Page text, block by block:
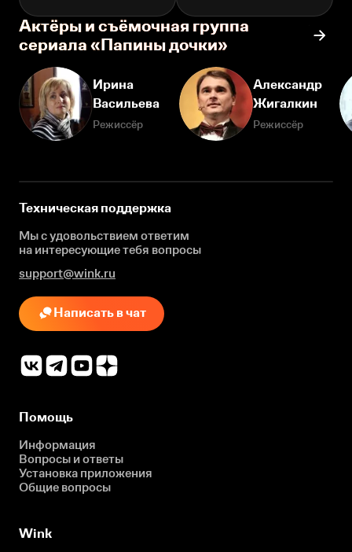
Актёры и съёмочная группа
сериала «Папины дочки»
Ирина
Васильева
Режиссёр
Александр
Жигалкин
Режиссёр
Техническая поддержка
Мы с удовольствием ответим
на интересующиетебя вопросы
support@wink.ru
Написать в чат
Помощь
Информация
Вопросы и ответы
Установка приложения
Общие вопросы
Wink